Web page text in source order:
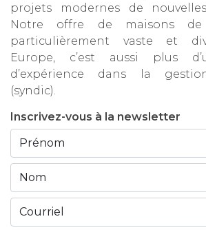
projets modernes de
Notre offre de maisons de
particulièrement vaste et
Europe, c’est aussi plus
d’expérience dans la
(syndic).
Inscrivez-vous à la newsletter